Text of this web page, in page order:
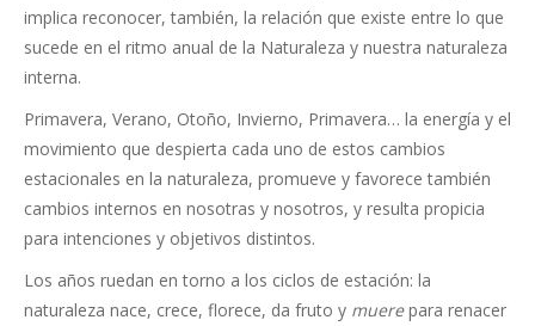
implica reconocer, también, la relación que existe entre lo que
sucede en el ritmo anual de la Naturaleza y nuestra naturaleza
interna.
Primavera, Verano, Otoño, Invierno, Primavera… la energía y el
movimiento que despierta cada uno de estos cambios
estacionales en la naturaleza, promueve y favorece también
cambios internos en nosotras y nosotros, y resulta propicia
para intenciones y objetivos distintos.
Los años ruedan en torno a los ciclos de estación: la
naturaleza nace, crece, florece, da fruto y muerepara renacer